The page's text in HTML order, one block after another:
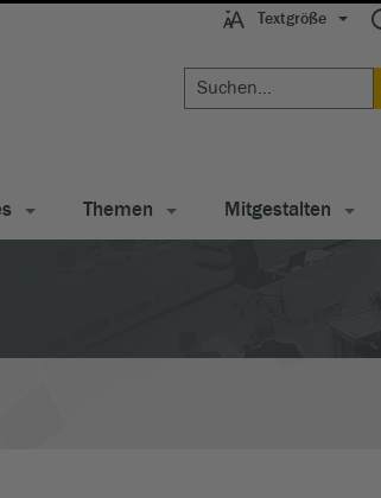
Textgröße
Themen Mitgestalten